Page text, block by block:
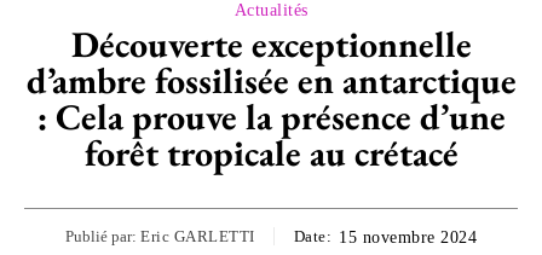
Actualités
Découverte exceptionnelle
d’ambre fossilisée en antarctique
: Cela prouve la présence d’une
forêt tropicale au crétacé
Publié par: Eric GARLETTI Date: 15 novembre 2024